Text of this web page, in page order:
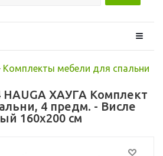
Комплекты мебели для спальни
HAUGA ХАУГА Комплект
4 предм. - Висле
160x200 см